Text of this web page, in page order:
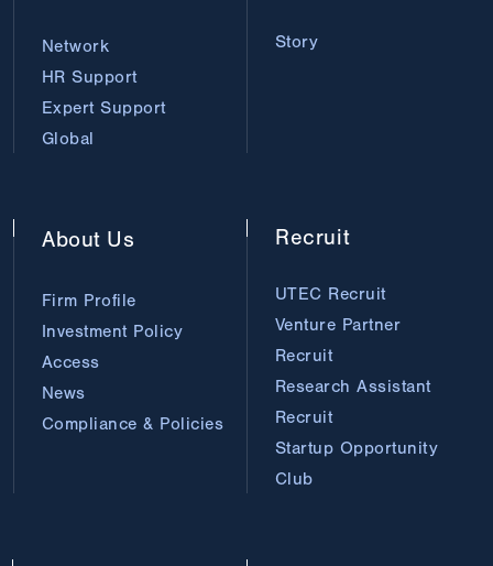
Network
HR Support
Expert Support
Global
Story
About Us
Firm Profile
Investment Policy
Access
News
Compliance & Policies
Recruit
UTEC Recruit
Venture Partner
Recruit
Research Assistant
Recruit
Startup Opportunity
Club